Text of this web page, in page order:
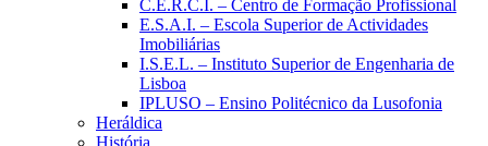
C.E.R.C.I. – Centro de Formação Profissional
E.S.A.I. – Escola Superior de Actividades
Imobiliárias
I.S.E.L. – Instituto Superior de Engenharia de
Lisboa
IPLUSO – Ensino Politécnico da Lusofonia
Heráldica
História